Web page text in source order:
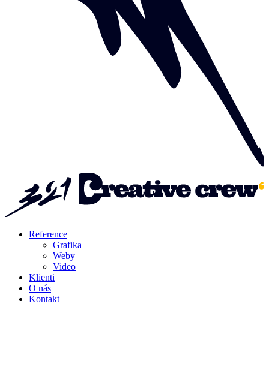
Reference
Grafika
Weby
Video
Klienti
O nás
Kontakt